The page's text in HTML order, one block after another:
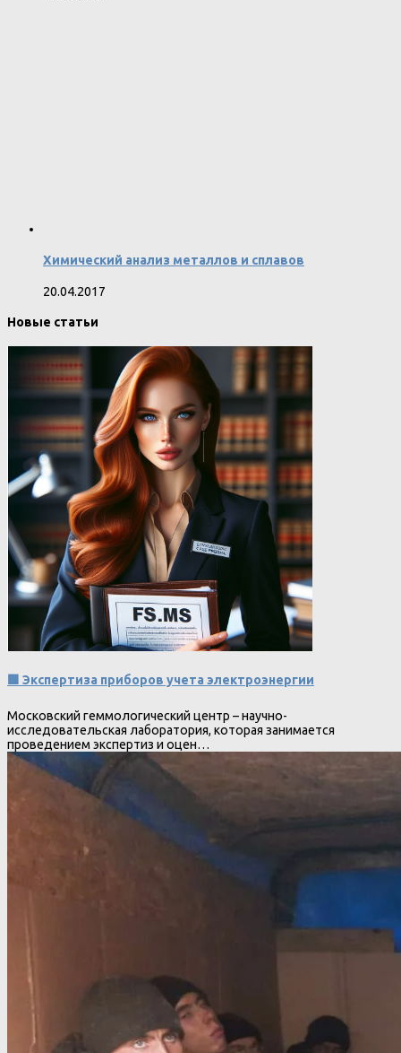
Химический анализ металлов и сплавов
20.04.2017
Новые статьи
🟩 Экспертиза приборов учета электроэнергии
Московский геммологический центр – научно-
исследовательская лаборатория, которая занимается
проведением экспертиз и оцен…